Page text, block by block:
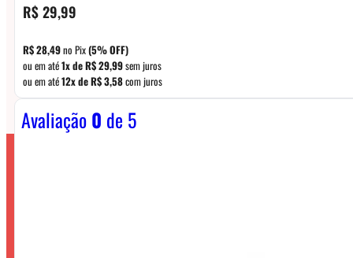
R$29,99
R$28,49no Pix(5% OFF)
ou em até1x deR$29,99sem juros
ou em até12x deR$3,58com juros
Avaliação0 de 5